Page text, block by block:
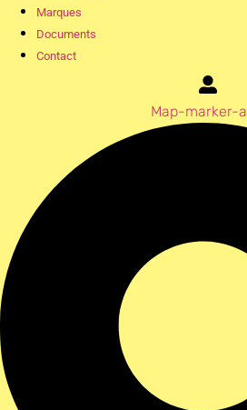
Marques
Documents
Contact
Map-marker-